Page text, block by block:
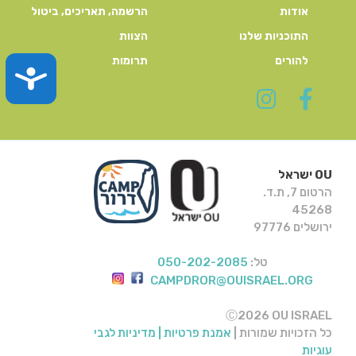
אודות
הרשמה, תאריכים, ביטול
התוכניות שלנו
הצוות
להורים
תרומות
OU ישראל
הרטום 7, ת.ד.
45268
ירושלים 97776
טל: 050-202-2085
CAMPDROR@OUISRAEL.ORG
Ⓒ2026 OU ISRAEL
כל הזכויות שמורות | אמנת פרטיות | מדיניות לגבי
עוגיות